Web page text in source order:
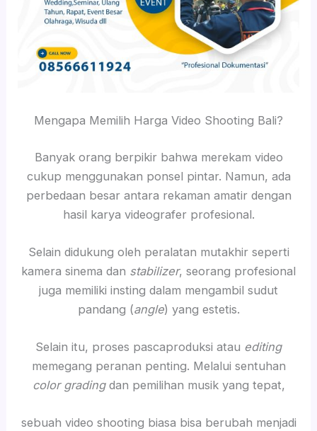
Mengapa Memilih Harga Video Shooting Bali?
Banyak orang berpikir bahwa merekam video
cukup menggunakan ponsel pintar. Namun, ada
perbedaan besar antara rekaman amatir dengan
hasil karya videografer profesional.
Selain didukung oleh peralatan mutakhir seperti
kamera sinema dan stabilizer, seorang profesional
juga memiliki insting dalam mengambil sudut
pandang (angle) yang estetis.
Selain itu, proses pascaproduksi atau editing
memegang peranan penting. Melalui sentuhan
color gradingdan pemilihan musik yang tepat,
sebuah video shooting biasa bisa berubah menjadi